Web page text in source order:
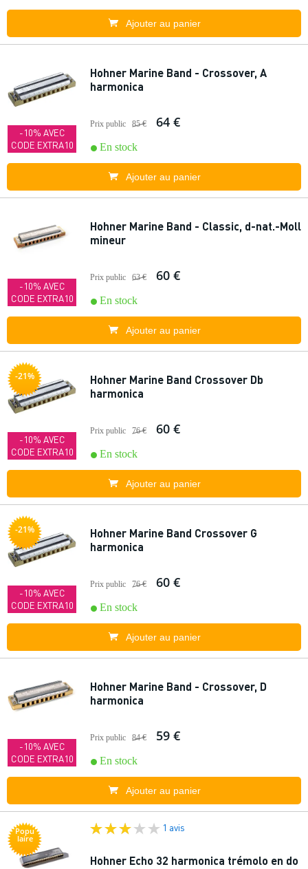
Ajouter au panier
-10% AVEC
CODE EXTRA10
Hohner Marine Band - Crossover, A
harmonica
Prix public 85 € 64 €
En stock
Ajouter au panier
-10% AVEC
CODE EXTRA10
Hohner Marine Band - Classic, d-nat.-Moll
mineur
Prix public 63 € 60 €
En stock
Ajouter au panier
-21%
-10% AVEC
CODE EXTRA10
Hohner Marine Band Crossover Db
harmonica
Prix public 76 € 60 €
En stock
Ajouter au panier
-21%
-10% AVEC
CODE EXTRA10
Hohner Marine Band Crossover G
harmonica
Prix public 76 € 60 €
En stock
Ajouter au panier
-10% AVEC
CODE EXTRA10
Hohner Marine Band - Crossover, D
harmonica
Prix public 84 € 59 €
En stock
Ajouter au panier
Popu
laire
1 avis
Hohner Echo 32 harmonica trémolo en do